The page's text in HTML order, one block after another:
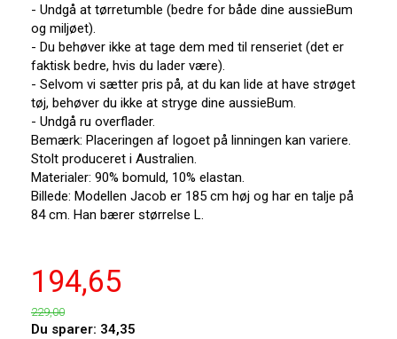
- Undgå at tørretumble (bedre for både dine aussieBum
og miljøet).
- Du behøver ikke at tage dem med til renseriet (det er
faktisk bedre, hvis du lader være).
- Selvom vi sætter pris på, at du kan lide at have strøget
tøj, behøver du ikke at stryge dine aussieBum.
- Undgå ru overflader.
Bemærk: Placeringen af logoet på linningen kan variere.
Stolt produceret i Australien.
Materialer: 90% bomuld, 10% elastan.
Billede: Modellen Jacob er 185 cm høj og har en talje på
84 cm. Han bærer størrelse L.
194,65
229,00
Du sparer: 34,35